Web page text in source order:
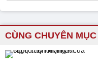
CÙNG CHUYÊN MỤC